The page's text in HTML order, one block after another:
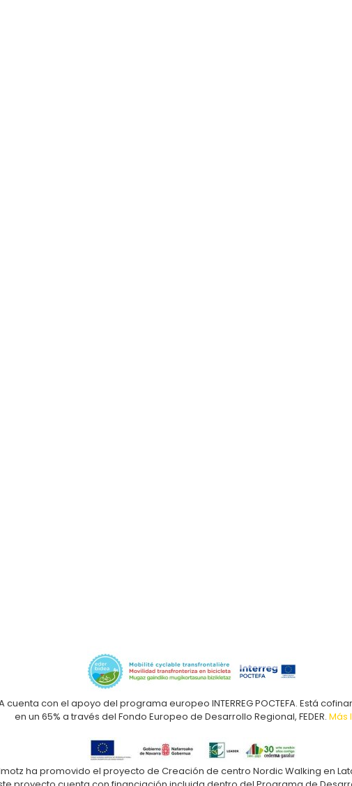
cuenta con el apoyo del programa europeo INTERREG POCTEFA. Está
en un 65% a través del Fondo Europeo de Desarrollo Regional, FEDER. Más
ha promovido el proyecto de Creación de centro Nordic Walking en